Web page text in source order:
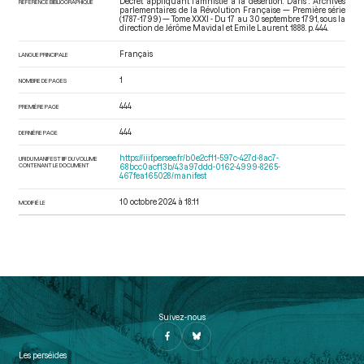
parlementaires de la Révolution Française — Première série
(1787-1799) — Tome XXXI - Du 17 au 30 septembre 1791 , sous la
direction de Jérôme Mavidal et Emile Laurent. 1888. p. 444.
LANGUE PRINCIPALE Français
NOMBRE DE PAGES 1
PREMIÈRE PAGE 444
DERNIÈRE PAGE 444
URI DU MANIFEST IIIF DU VOLUME
CONTENANT LE DOCUMENT
https://iiif.persee.fr/b0e2cf11-597c-427d-8ac7-
68bcc0acf13b/43a97ddd-0162-4999-8265-
467fea165028/manifest
MODIFIÉ LE 10 octobre 2024 à 18:11
Suivez-nous
Les perséides